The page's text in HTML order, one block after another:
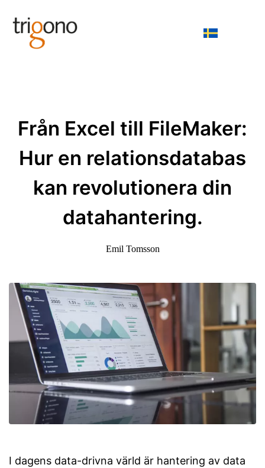
Från Excel till FileMaker:
Hur en relationsdatabas
kan revolutionera din
datahantering.
Emil Tomsson
I dagens data-drivna värld är hantering av data